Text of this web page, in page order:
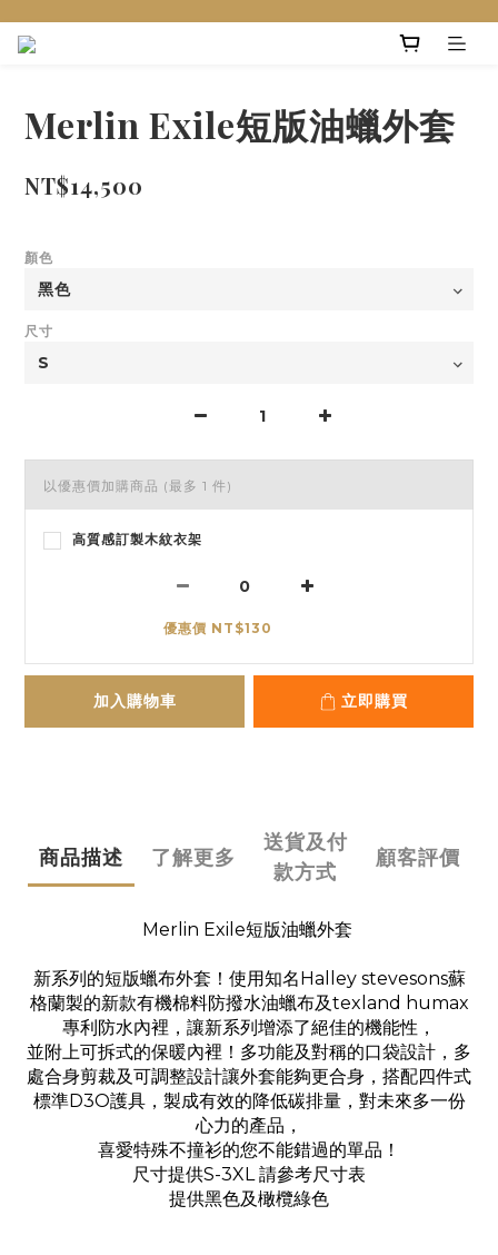
Merlin Exile短版油蠟外套
NT$14,500
顏色
尺寸
以優惠價加購商品 (最多 1 件)
高質感訂製木紋衣架
優惠價 NT$130
加入購物車 立即購買
商品描述 了解更多
送貨及付
款方式
顧客評價
Merlin Exile短版油蠟外套
新系列的短版蠟布外套！使用知名Halley stevesons蘇
格蘭製的新款有機棉料防撥水油蠟布及texland humax
專利防水內裡，讓新系列增添了絕佳的機能性，
並附上可拆式的保暖內裡！多功能及對稱的口袋設計，多
處合身剪裁及可調整設計讓外套能夠更合身，搭配四件式
標準D3O護具，製成有效的降低碳排量，對未來多一份
心力的產品，
喜愛特殊不撞衫的您不能錯過的單品！
尺寸提供S-3XL 請參考尺寸表
提供黑色及橄欖綠色